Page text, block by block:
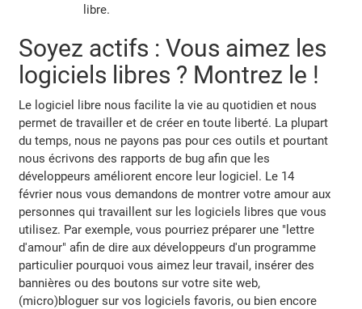
libre.
Soyez actifs : Vous aimez les
logiciels libres ? Montrez le !
Le logiciel libre nous facilite la vie au quotidien et nous
permet de travailler et de créer en toute liberté. La plupart
du temps, nous ne payons pas pour ces outils et pourtant
nous écrivons des rapports de bug afin que les
développeurs améliorent encore leur logiciel. Le 14
février nous vous demandons de montrer votre amour aux
personnes qui travaillent sur les logiciels libres que vous
utilisez. Par exemple, vous pourriez préparer une "lettre
d'amour" afin de dire aux développeurs d'un programme
particulier pourquoi vous aimez leur travail, insérer des
bannières ou des boutons sur votre site web,
(micro)bloguer sur vos logiciels favoris, ou bien encore